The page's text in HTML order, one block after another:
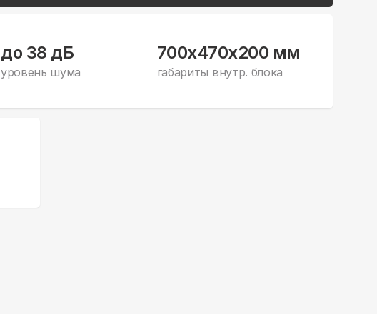
до 38 дБ
уровень шума
700x470x200 мм
габариты внутр. блока